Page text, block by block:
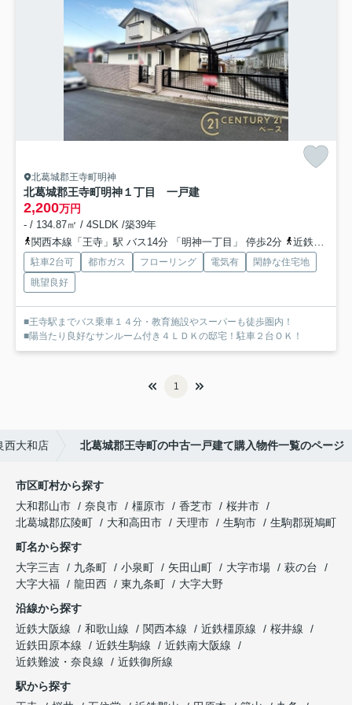
北葛城郡王寺町明神
北葛城郡王寺町明神１丁目 一戸建
2,200万円
- / 134.87㎡ / 4SLDK /築39年
関西本線「王寺」駅 バス14分 「明神一丁目」 停歩2分
近鉄生駒線「王寺」駅 バス14分 「明神一丁目」 停歩2分
駐車2台可 都市ガス フローリング 電気有
閑静な住宅地
眺望良好
■王寺駅までバス乗車１４分・教育施設やスーパーも徒歩圏内！
■陽当たり良好なサンルーム付き４ＬＤＫの邸宅！駐車２台ＯＫ！
1
西大和店 北葛城郡王寺町の中古一戸建て購入物件一覧のページ
市区町村から探す
大和郡山市
奈良市 橿原市 香芝市
桜井市
北葛城郡広陵町
大和高田市 天理市 生駒市
生駒郡斑鳩町
町名から探す
大字三吉
九条町 小泉町 矢田山町 大字市場
萩の台
大字大福
龍田西 東九条町
大字大野
沿線から探す
近鉄大阪線
和歌山線 関西本線 近鉄橿原線
桜井線
近鉄田原本線
近鉄生駒線
近鉄南大阪線
近鉄難波・奈良線
近鉄御所線
駅から探す